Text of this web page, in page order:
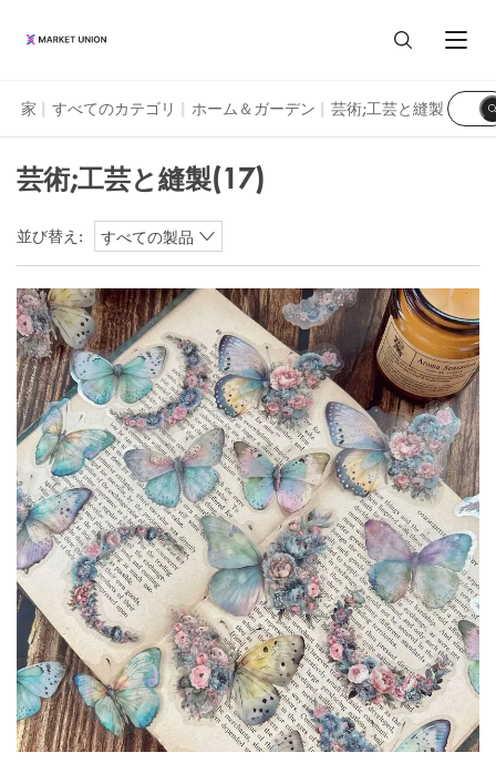
すべての商品
家と生活
ホーム＆ガーデン
フェスティバルとパーティー用品
時計とジュエリー
おもちゃと趣味
荷物、バッグ、ケース
アウトドアスポーツ
ペット製品
服と化粧
補う
エージェントサービス
イーワ市場
イーワについて
広州市場
汕頭市場
私たちについて
マーケットユニオンのプロフィール
マーケットユニオンの事業部門
お客様のレビュー
リソース
調達ガイド
イーワガイド
ブログ
ニュース
FAQ
カタログ
Language
ENGLISH
Español
Pусский язык
Português
Polski
日本語
芸術;工芸と縫製
家 | すべてのカテゴリ | ホーム＆ガーデン | 芸術;工芸と縫製
芸術;工芸と縫製(17)
並び替え: すべての製品